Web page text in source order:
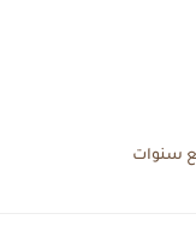
سنوات